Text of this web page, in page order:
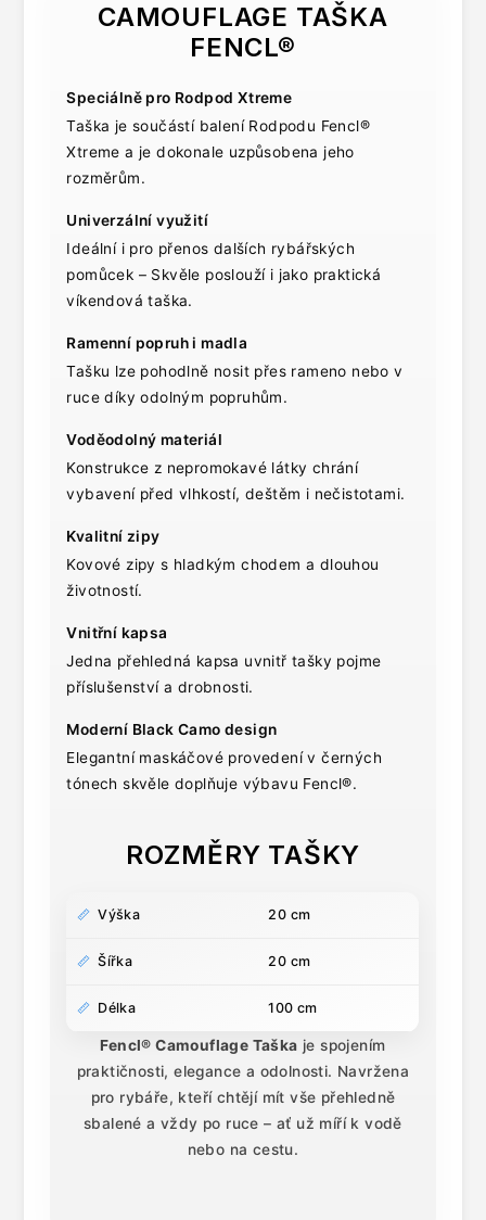
CAMOUFLAGE TAŠKA
FENCL®
Speciálně pro Rodpod Xtreme
Taška je součástí balení Rodpodu Fencl®
Xtreme a je dokonale uzpůsobena jeho
rozměrům.
Univerzální využití
Ideální i pro přenos dalších rybářských
pomůcek – Skvěle poslouží i jako praktická
víkendová taška.
Ramenní popruh i madla
Tašku lze pohodlně nosit přes rameno nebo v
ruce díky odolným popruhům.
Voděodolný materiál
Konstrukce z nepromokavé látky chrání
vybavení před vlhkostí, deštěm i nečistotami.
Kvalitní zipy
Kovové zipy s hladkým chodem a dlouhou
životností.
Vnitřní kapsa
Jedna přehledná kapsa uvnitř tašky pojme
příslušenství a drobnosti.
Moderní Black Camo design
Elegantní maskáčové provedení v černých
tónech skvěle doplňuje výbavu Fencl®.
ROZMĚRY TAŠKY
Výška 20 cm
Šířka 20 cm
Délka 100 cm
Fencl® Camouflage Taška je spojením
praktičnosti, elegance a odolnosti. Navržena
pro rybáře, kteří chtějí mít vše přehledně
sbalené a vždy po ruce – ať už míří k vodě
nebo na cestu.